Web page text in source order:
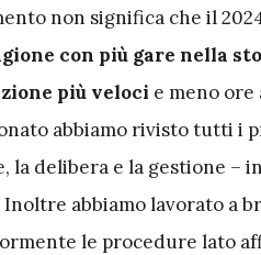
non significa che il
con più gare nella
più veloci e meno
abbiamo rivisto tutti i
la delibera e la gestione –
abbiamo lavorato a
le procedure lato